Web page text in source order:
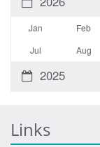
Jan Feb
Jul
Aug
2025
Links